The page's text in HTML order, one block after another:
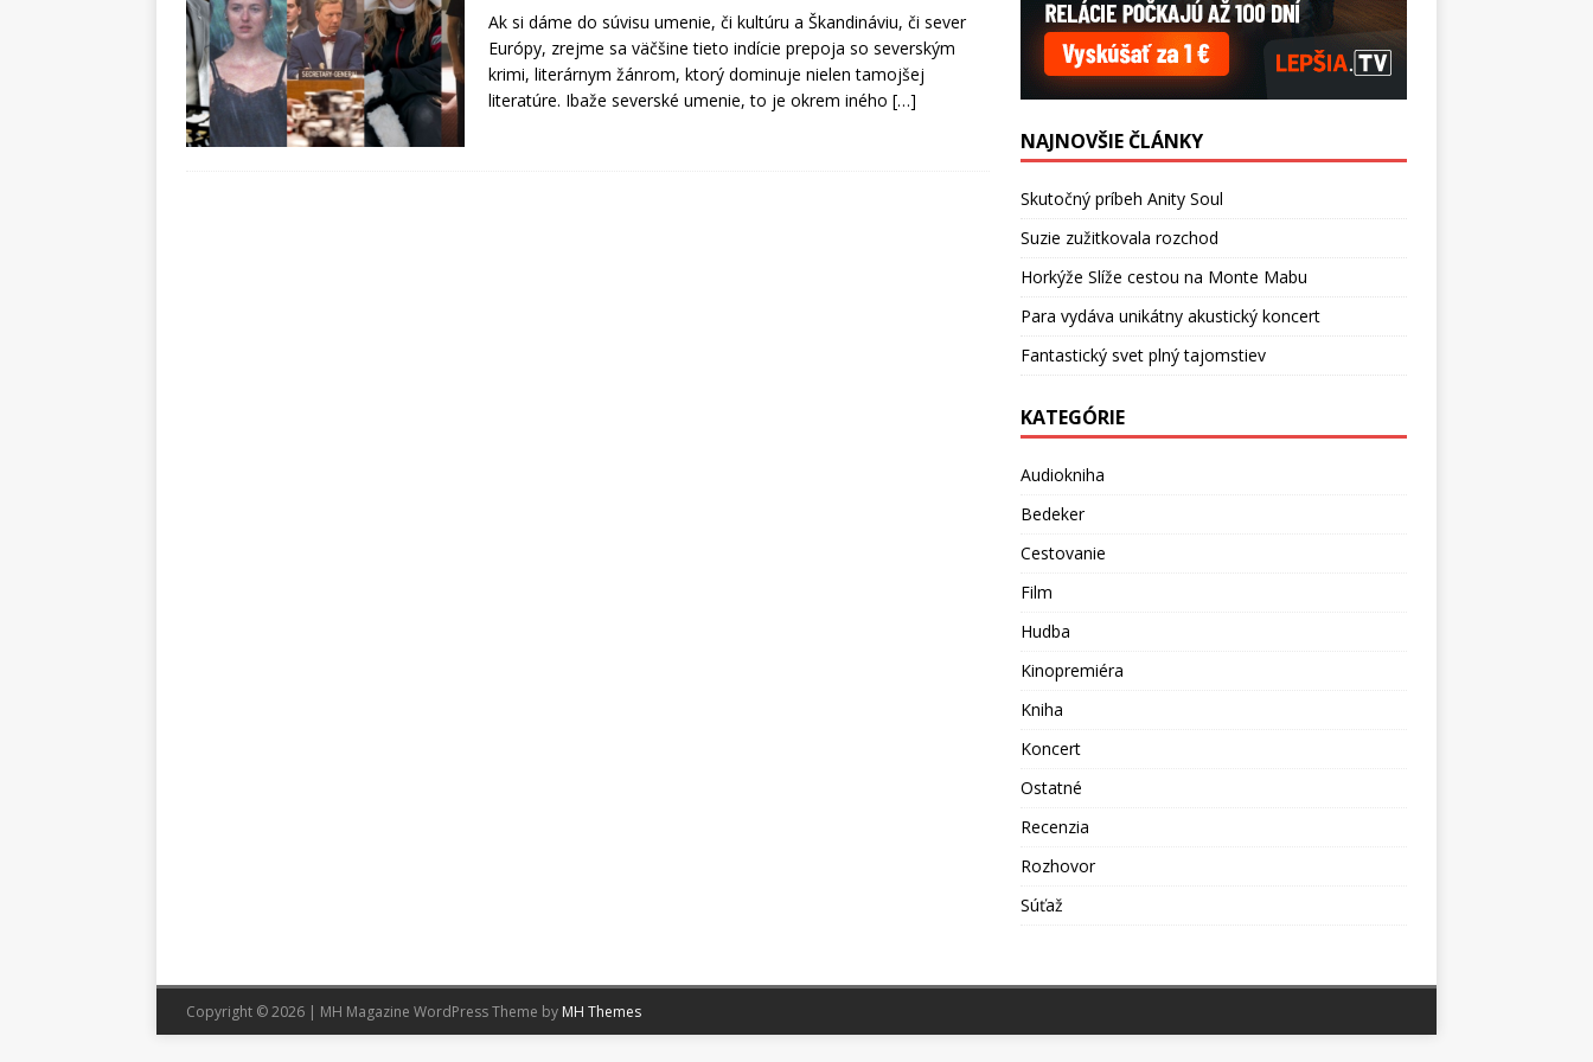
Ak si dáme do súvisu umenie, či kultúru a Škandináviu, či sever
Európy, zrejme sa väčšine tieto indície prepoja so severským
krimi, literárnym žánrom, ktorý dominuje nielen tamojšej
literatúre. Ibaže severské umenie, to je okrem iného […]
NAJNOVŠIE ČLÁNKY
Skutočný príbeh Anity Soul
Suzie zužitkovala rozchod
Horkýže Slíže cestou na Monte Mabu
Para vydáva unikátny akustický koncert
Fantastický svet plný tajomstiev
KATEGÓRIE
Audiokniha
Bedeker
Cestovanie
Film
Hudba
Kinopremiéra
Kniha
Koncert
Ostatné
Recenzia
Rozhovor
Súťaž
Copyright © 2026 | MH Magazine WordPress Theme by MH Themes